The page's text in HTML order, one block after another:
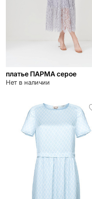
платье ПАРМА серое
Нет в наличии